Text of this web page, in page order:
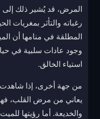
المرض، قد يُشير ذلك إلى
رغباته والتأثر بمغريات
المطلقة في منامها أن
وجود عادات سلبية في
استياء الخالق.
من جهة أخرى، إذا شاهدت
يعاني من مرض القلب،
والخديعة. أما رؤيتها